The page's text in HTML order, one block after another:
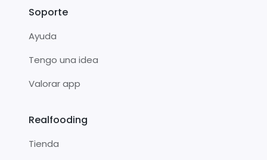
Soporte
Ayuda
Tengo una idea
Valorar app
Realfooding
Tienda